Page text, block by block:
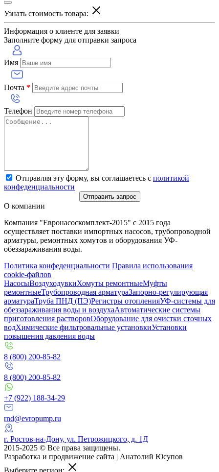
Узнать стоимость товара:
Информация о клиенте для заявки
Заполните форму для отправки запроса
Имя
Почта *
Телефон
Отправляя эту форму, вы соглашаетесь с политикой
конфеденциальности
Отправить запрос
О компании
Компания "Евронасоскомплект-2015" с 2015 года
осуществляет поставки импортных насосов, трубопроводной
арматуры, ремонтных хомутов и оборудования УФ-
обеззараживания воды.
Политика конфеденциальности Правила использования
cookie-файлов
НасосыВоздуходувкиХомуты ремонтныеМуфты
ремонтныеТрубопроводная арматураЗапорно-регулирующая
арматураТруба ПНД (ПЭ)Регистры отопленияУФ-системы для
обеззараживания воды и воздухаАвтоматические системы
приготовления растворовОборудование для очистки сточных
водХимические фильтровальные установкиУстановки
повышения давления воды
8 (800) 200-85-82
8 (800) 200-85-82
+7 (922) 188-34-29
rnd@evropump.ru
г. Ростов-на-Дону, ул. ​Петрожицкого, д. 1Д
2015-2025 © Все права защищены.
Разработка и продвижение сайта | Анатолий Юсупов
Выберите регион: